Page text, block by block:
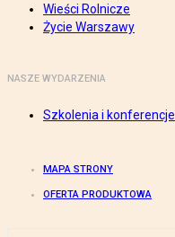
Wieści Rolnicze
Życie Warszawy
NASZE WYDARZENIA
Szkolenia i konferencje
MAPA STRONY
OFERTA PRODUKTOWA